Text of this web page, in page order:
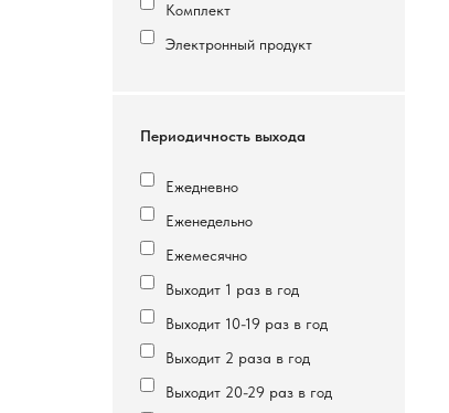
Комплект
Электронный продукт
Периодичность выхода
Ежедневно
Еженедельно
Ежемесячно
Выходит 1 раз в год
Выходит 10-19 раз в год
Выходит 2 раза в год
Выходит 20-29 раз в год